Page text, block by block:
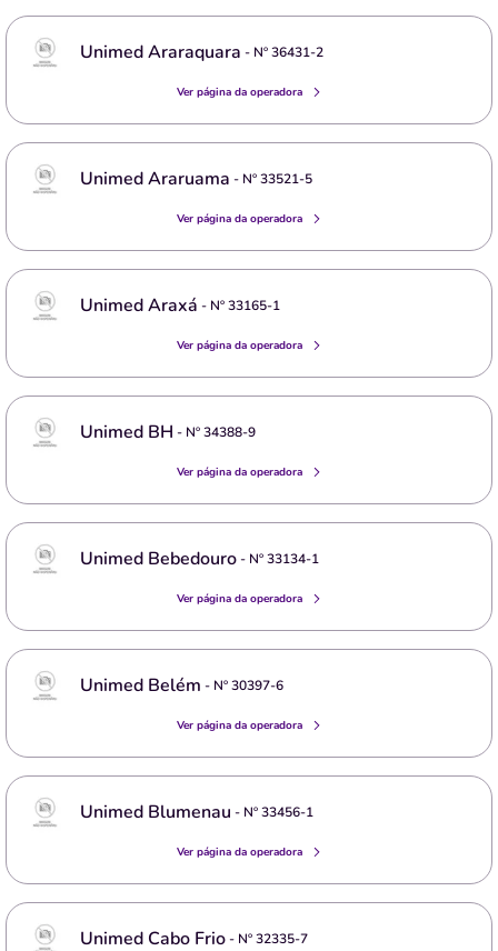
Unimed Araraquara - Nº36431-2
Ver página da operadora
Unimed Araruama - Nº33521-5
Ver página da operadora
Unimed Araxá - Nº33165-1
Ver página da operadora
Unimed BH - Nº34388-9
Ver página da operadora
Unimed Bebedouro- Nº33134-1
Ver página da operadora
Unimed Belém - Nº30397-6
Ver página da operadora
Unimed Blumenau - Nº33456-1
Ver página da operadora
Unimed Cabo Frio- Nº32335-7